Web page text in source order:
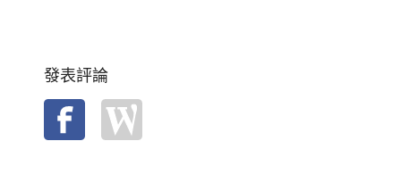
發表評論